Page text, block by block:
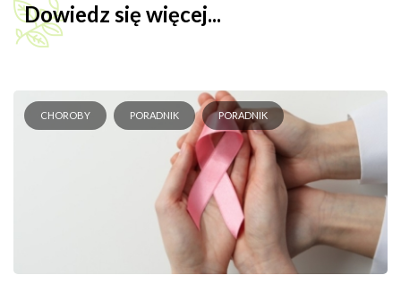
Dowiedz się więcej...
CHOROBY PORADNIK PORADNIK